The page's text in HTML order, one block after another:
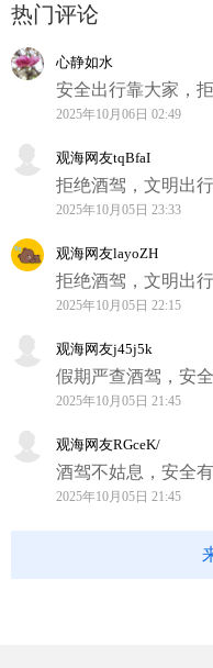
热门评论
心静如水
安全出行靠大家，
2025年10月06日 02:49
观海网友tqBfaI
拒绝酒驾，文明出行
2025年10月05日 23:33
观海网友layoZH
拒绝酒驾，文明出行
2025年10月05日 22:15
观海网友j45j5k
假期严查酒驾，安全
2025年10月05日 21:45
观海网友RGceK/
酒驾不姑息，安全
2025年10月05日 21:45